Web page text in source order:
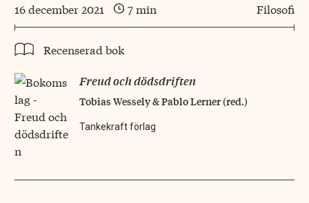
16 december 2021 7 min Filosofi
Recenserad bok
Freud och dödsdriften
Tobias Wessely & Pablo Lerner (red.)
Tankekraft förlag